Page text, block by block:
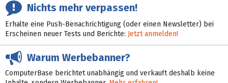
Nichts mehr verpassen!
Erhalte eine Push-Benachrichtigung (oder einen Newsletter) bei
Erscheinen neuer Tests und Berichte: Jetzt anmelden!
Warum Werbebanner?
ComputerBase berichtet unabhängig und verkauft deshalb keine